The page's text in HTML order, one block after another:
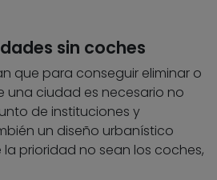
sin coches
que para conseguir eliminar o
una ciudad es necesario no
de instituciones y
un diseño urbanístico
prioridad no sean los coches,